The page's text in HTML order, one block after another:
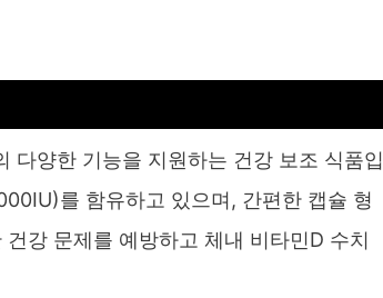
다양한 기능을 지원하는 건강 보조 식품입
를 함유하고 있으며, 간편한 캡슐 형
강 문제를 예방하고 체내 비타민D 수치